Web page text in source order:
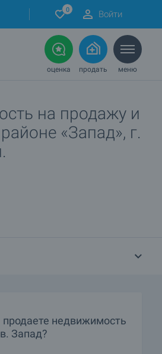
0 Войти
оценка продать меню
на продажу и
«Запад», г.
недвижимость
Запад?